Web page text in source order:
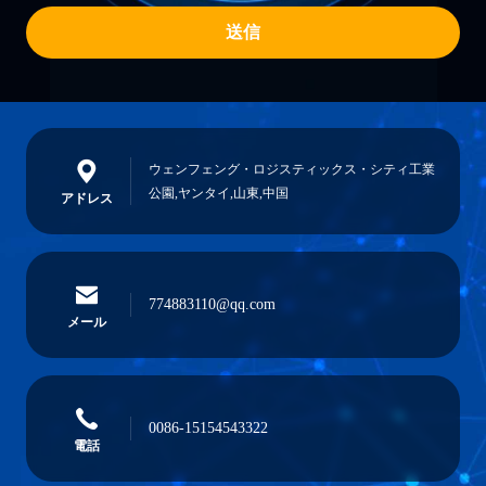
送信
アドレス
ウェンフェング・ロジスティックス・シティ工業
公園,ヤンタイ,山東,中国
メール
774883110@qq.com
電話
0086-15154543322